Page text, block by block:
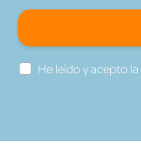
He leído y acepto la